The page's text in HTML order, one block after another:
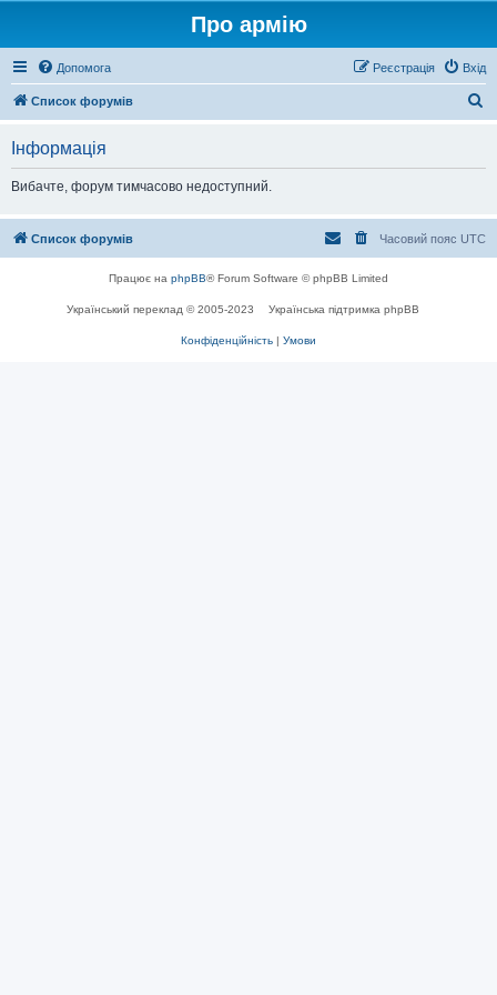
Про армію
Допомога Вхід
Реєстрація
Список форумів
Інформація
Вибачте, форум тимчасово недоступний.
Список форумів Часовий пояс UTC
Працює на phpBB® Forum Software © phpBB Limited
Український переклад © 2005-2023 Українська підтримка phpBB
Конфіденційність | Умови